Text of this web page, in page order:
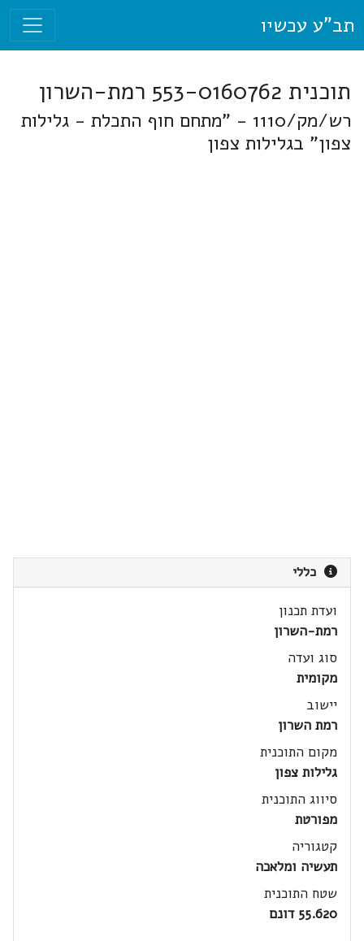
תב"ע עכשיו
תוכנית 553-0160762 רמת-השרון
רש/מק/1110 - "מתחם חוף התכלת - גלילות
צפון" בגלילות צפון
כללי
ועדת תכנון
רמת-השרון
סוג ועדה
מקומית
יישוב
רמת השרון
מקום התוכנית
גלילות צפון
סיווג התוכנית
מפורטת
קטגוריה
תעשיה ומלאכה
שטח התוכנית
55.620 דונם